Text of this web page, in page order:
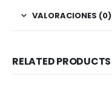
VALORACIONES (0)
RELATED PRODUCTS